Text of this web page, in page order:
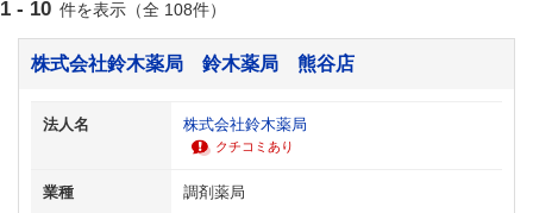
1 - 10 件を表示（全 108件）
株式会社鈴木薬局 鈴木薬局 熊谷店
法人名 株式会社鈴木薬局
クチコミあり
業種 調剤薬局